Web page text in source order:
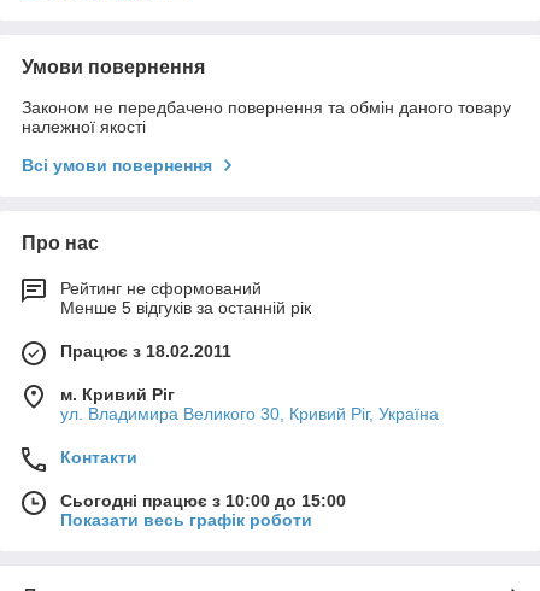
Умови повернення
Законом не передбачено повернення та обмін даного товару
належної якості
Всі умови повернення
Про нас
Рейтинг не сформований
Менше 5 відгуків за останній рік
Працює з 18.02.2011
м. Кривий Ріг
ул. Владимира Великого 30, Кривий Ріг, Україна
Контакти
Сьогодні працює з 10:00 до 15:00
Показати весь графік роботи